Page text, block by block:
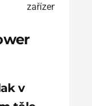
zařízení
v